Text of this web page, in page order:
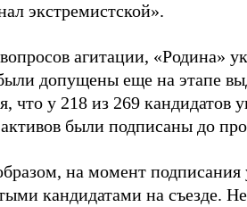
экстремистской».
агитации, «Родина»
допущены еще на этапе
что у 218 из 269 кандидатов
были подписаны до
на момент подписания
кандидатами на съезде.